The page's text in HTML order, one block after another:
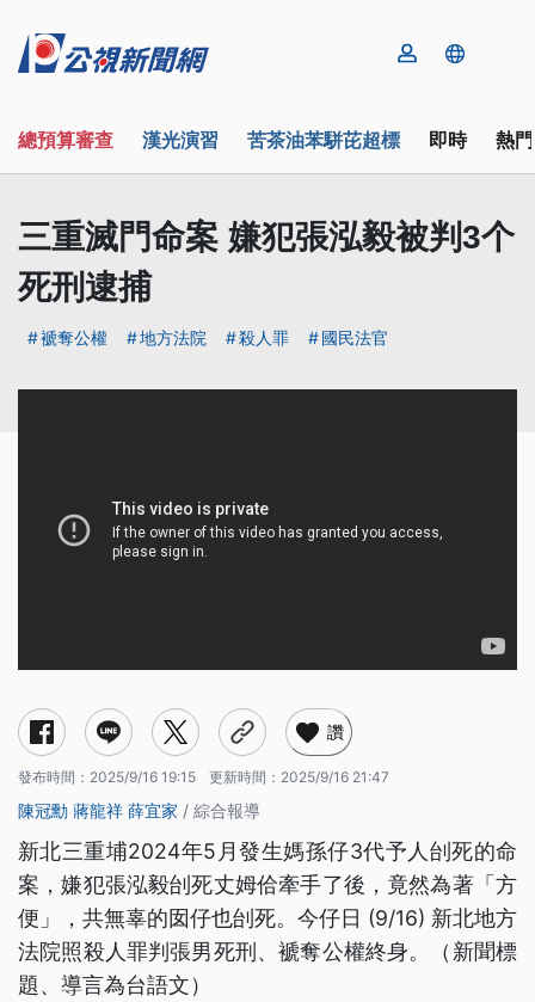
總預算審查 漢光演習 苦茶油苯駢芘超標 即時 熱
三重滅門命案 嫌犯張泓毅被判3个
死刑逮捕
褫奪公權 地方法院 殺人罪 國民法官
讚
發布時間： 2025/9/16 19:15 更新時間： 2025/9/16 21:47
陳冠勳 蔣龍祥 薛宜家 / 綜合報導
新北三重埔2024年5月發生媽孫仔3代予人刣死的命
案，嫌犯張泓毅刣死丈姆佮牽手了後，竟然為著「方
便」，共無辜的囡仔也刣死。今仔日 (9/16) 新北地方
法院照殺人罪判張男死刑、褫奪公權終身。（新聞標
題、導言為台語文）